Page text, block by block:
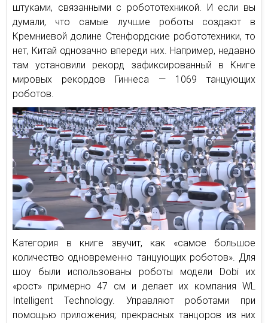
штуками, связанными с робототехникой. И если вы
думали, что самые лучшие роботы создают в
Кремниевой долине Стенфордские робототехники, то
нет, Китай однозачно впереди них. Например, недавно
там установили рекорд зафиксированный в Книге
мировых рекордов Гиннеса — 1069 танцующих
роботов.
Категория в книге звучит, как «самое большое
количество одновременно танцующих роботов». Для
шоу были использованы роботы модели Dobi их
«рост» примерно 47 см и делает их компания WL
Intelligent Technology. Управляют роботами при
помощью приложения; прекрасных танцоров из них